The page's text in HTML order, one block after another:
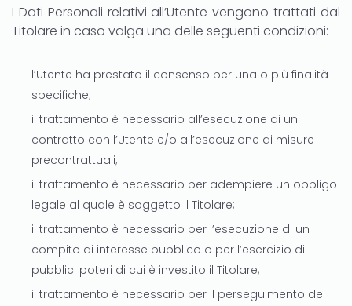
I Dati Personali relativi all’Utente vengono trattati dal
Titolare in caso valga una delle seguenti condizioni:
l’Utente ha prestato il consenso per una o più finalità
specifiche;
il trattamento è necessario all’esecuzione di un
contratto con l’Utente e/o all’esecuzione di misure
precontrattuali;
il trattamento è necessario per adempiere un obbligo
legale al quale è soggetto il Titolare;
il trattamento è necessario per l’esecuzione di un
compito di interesse pubblico o per l’esercizio di
pubblici poteri di cui è investito il Titolare;
il trattamento è necessario per il perseguimento del